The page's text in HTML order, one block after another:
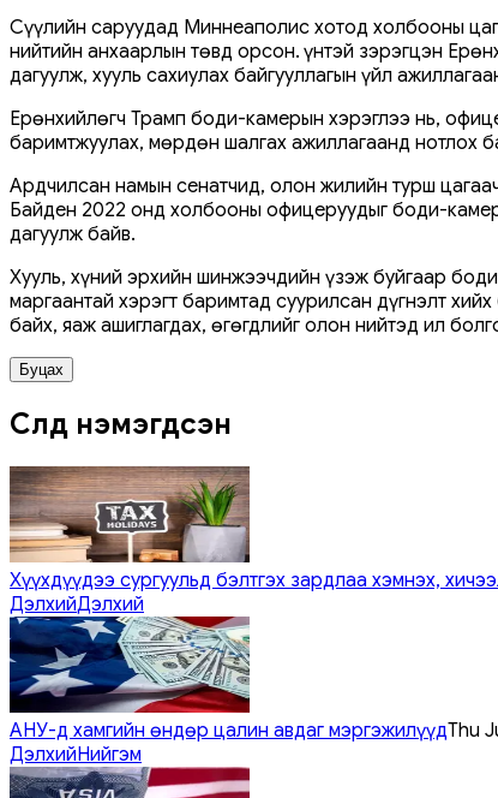
Сүүлийн саруудад Миннеаполис хотод холбооны
нийтийн анхаарлын төвд орсон. Үүнтэй зэрэгцэн
дагуулж, хууль сахиулах байгууллагын үйл
Ерөнхийлөгч Трамп боди-камерын хэрэглээ нь,
баримтжуулах, мөрдөн шалгах ажиллагаанд нотлох
Ардчилсан намын сенатчид, олон жилийн турш
Байден 2022 онд холбооны офицеруудыг боди-камер
дагуулж байв.
Хууль, хүний эрхийн шинжээчдийн үзэж буйгаар
маргаантай хэрэгт баримтад суурилсан дүгнэлт
байх, яаж ашиглагдах, өгөгдлийг олон нийтэд ил
Буцах
Сүүлд нэмэгдсэн
Хүүхдүүдээ сургуульд бэлтгэх зардлаа хэмнэх,
ДэлхийДэлхий
АНУ-д хамгийн өндөр цалин авдаг мэргэжилүүдThu
ДэлхийНийгэм